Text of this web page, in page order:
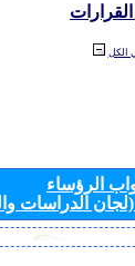
الكل
الرؤساء
(لجان الدراسات